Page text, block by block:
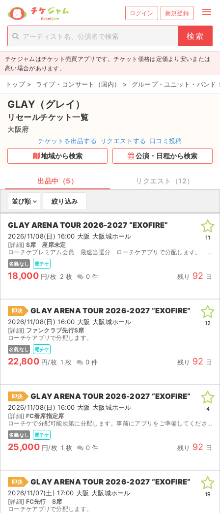
ログイン 新規登録 menu
person_add 新規会員登録
チケットを探す
新着チケット
値下げしたチケット
都道府県からチケットを探す
もうすぐ開催のチケット
取扱チケット
ライブ・コンサート（海外）
イベント
スポーツ
演劇・ミュージカル
ご利用ガイド
ご利用ガイド
AIに質問する
よくある質問
お知らせ
チケジャムはチケット売買アプリです。チケット価格は定価より安いまたは
高い場合があります。
トップ > ライブ・コンサート（国内） > グループ・ユニット・バンド
GLAY（グレイ）
リセールチケット一覧
大阪府
チケットを出品する リクエストする 口コミ投稿
地域から検索 公演・日程から検索
出品中（5） リクエスト（12）
並び順 絞り込み
GLAY ARENA TOUR 2026-2027 “EXOFIRE”
2026/11/08(日) 16:00 大阪 大阪城ホール
[詳細] S席 座席未定
ローチケプレミアム会員 最速当選分 ローチケアプリで分配します。 2枚連番の子チケットです。
名義なし 電チケ
18,000 円/枚 2 枚 0 件 残り 92 日
11
即決 GLAY ARENA TOUR 2026-2027 “EXOFIRE”
2026/11/08(日) 16:00 大阪 大阪城ホール
[詳細] ファンクラブ先行S席
ローチケアプリで分配します。
名義なし 電チケ
22,800 円/枚 1 枚 0 件 残り 92 日
12
即決 GLAY ARENA TOUR 2026-2027 “EXOFIRE”
2026/11/08(日) 16:00 大阪 大阪城ホール
[詳細] FC着席指定席
ローチケで分配可能次第に分配します。事前にアプリをご準備してください。
名義なし 電チケ
25,000 円/枚 1 枚 0 件 残り 92 日
4
即決 GLAY ARENA TOUR 2026-2027 “EXOFIRE”
2026/11/07(土) 17:00 大阪 大阪城ホール
[詳細] FC先行 S席
ローチケアプリで分配します。
19